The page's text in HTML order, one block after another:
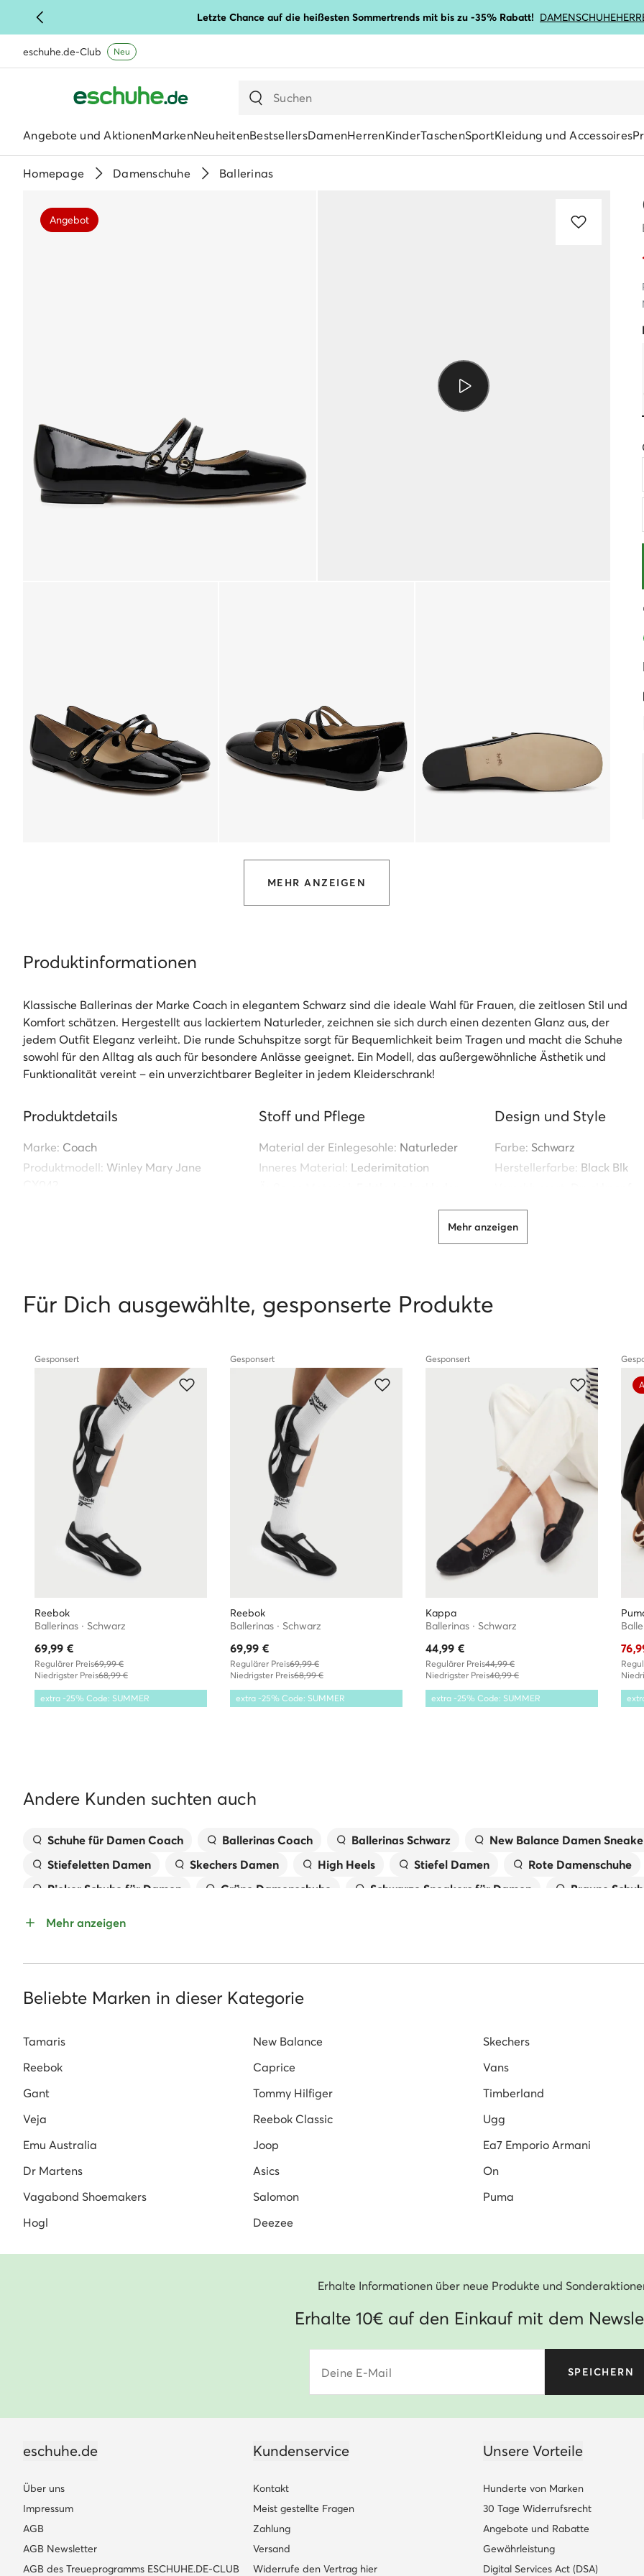
Letzte Chance auf die heißesten Sommertrends mit bis zu -35% Rabatt! DAMENSCHUHE
eschuhe.de-Club Neu
Angebote und AktionenMarkenNeuheitenBestsellersDamenHerrenKinderTaschenSportKleidung und Accessoires
Homepage Damenschuhe Ballerinas
MEHR ANZEIGEN
Angebot
Produktinformationen
Klassische Ballerinas der Marke Coach in elegantem Schwarz sind die ideale Wahl für Frauen, die zeitlosen Stil und
Komfort schätzen. Hergestellt aus lackiertem Naturleder, zeichnen sie sich durch einen dezenten Glanz aus, der
jedem Outfit Eleganz verleiht. Die runde Schuhspitze sorgt für Bequemlichkeit beim Tragen und macht die Schuhe
sowohl für den Alltag als auch für besondere Anlässe geeignet. Ein Modell, das außergewöhnliche Ästhetik und
Funktionalität vereint – ein unverzichtbarer Begleiter in jedem Kleiderschrank!
Produktdetails
Marke: Coach
Produktmodell: Winley Mary Jane
Stoff und Pflege
Material der Einlegesohle: Naturleder
Inneres Material: Lederimitation
Design und Style
Farbe: Schwarz
Herstellerfarbe: Black Blk
Schuhspitze:
Absatz:
Bestimmung:
Bei uns findest Du nur Originalware
Alle Produkte aus dem Sortiment von eschuhe.de sind original und kommen direkt von Herstellern oder bewährten Händlern.
Mehr anzeigen
Für Dich ausgewählte, gesponserte Produkte
Gesponsert
Reebok
Ballerinas · Schwarz
69,99 €
Regulärer Preis69,99 €
Niedrigster Preis68,99 €
extra -25% Code: SUMMER
Gesponsert
Reebok
Ballerinas · Schwarz
69,99 €
Regulärer Preis69,99 €
Niedrigster Preis68,99 €
extra -25% Code: SUMMER
Gesponsert
Kappa
Ballerinas · Schwarz
44,99 €
Regulärer Preis44,99 €
Niedrigster Preis40,99 €
extra -25% Code: SUMMER
Andere Kunden suchten auch
Schuhe für Damen Coach Ballerinas Coach Ballerinas Schwarz New Balance Damen
Stiefeletten Damen
Skechers Damen High Heels Stiefel Damen Rote Damenschuhe
Rieker Schuhe für Damen
Grüne Damenschuhe Schwarze Sneakers für Damen Braune
New Balance Damen 574
Sneaker Damen beige Gant Sneaker Damen Guess Schuhe Damen
Mehr anzeigen
Beliebte Marken in dieser Kategorie
Tamaris New Balance Skechers
Reebok
Caprice Vans
Gant
Tommy Hilfiger Timberland
Veja
Reebok Classic Ugg
Emu Australia
Joop Ea7 Emporio Armani
Dr Martens
Asics On
Vagabond Shoemakers
Salomon Puma
Hogl
Deezee
Erhalte Informationen über neue Produkte und
Erhalte 10€ auf den Einkauf mit dem
Deine E-Mail SPEICHERN
eschuhe.de
Über uns
Impressum
AGB
AGB Newsletter
AGB des Treueprogramms ESCHUHE.DE-CLUB
Kundenservice
Kontakt
Meist gestellte Fragen
Zahlung
Versand
Widerrufe den Vertrag hier
Unsere Vorteile
Hunderte von Marken
30 Tage Widerrufsrecht
Angebote und Rabatte
Gewährleistung
Digital Services Act (DSA)